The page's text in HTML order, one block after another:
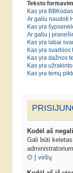
Teksto
Kas yra
Ar galiu naudoti
Kas yra
Ar galiu į
Kas yra labai
Kas yra svarbios
Kas yra dažnos
Kas yra
Kas yra temų
Kodėl aš
Gali būti
Į viršų